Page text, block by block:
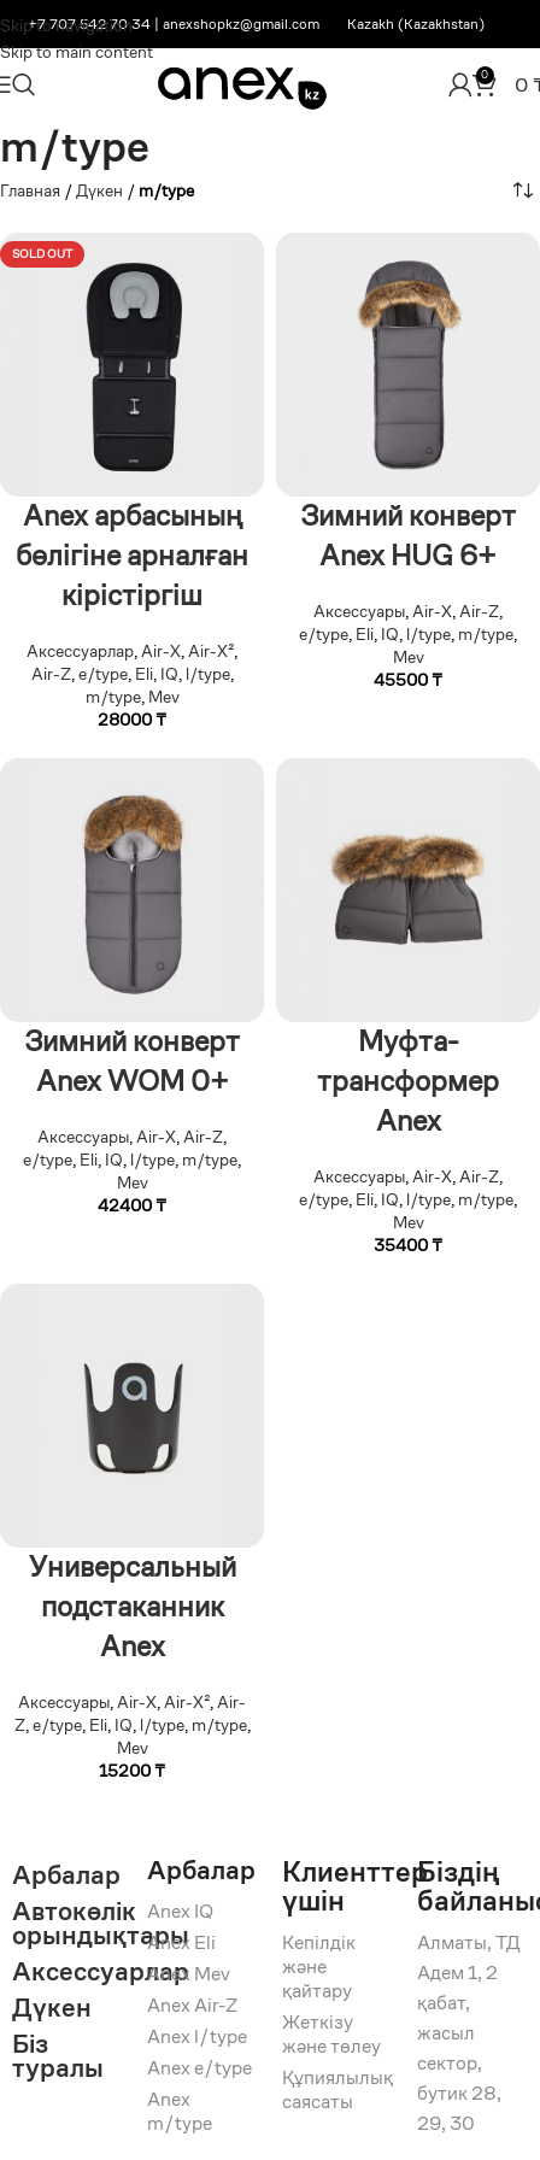
Skip to navigation
Skip to main content
+7 707 542 70 34 | anexshopkz@gmail.com Kazakh (Kazakhstan)
0 0
m/type
Главная /Дүкен / m/type
SOLD OUT
Anex арбасының
бөлігіне арналған
кірістіргіш
Аксессуарлар,Air-X,Air-X²,
Air-Z,e/type, Eli, IQ, l/type,
m/type, Mev
28000₸
Зимний конверт
Anex HUG 6+
Аксессуары,Air-X,Air-Z,
e/type, Eli, IQ, l/type, m/type,
Mev
45500₸
Зимний конверт
Anex WOM 0+
Аксессуары,Air-X,Air-Z,
e/type, Eli, IQ, l/type, m/type,
Mev
42400₸
Муфта-
трансформер
Anex
Аксессуары,Air-X,Air-Z,
e/type, Eli, IQ, l/type, m/type,
Mev
35400₸
Универсальный
подстаканник
Anex
Аксессуары,Air-X,Air-X²,Air-
Z,e/type, Eli, IQ, l/type, m/type,
Mev
15200₸
Арбалар
Автокөлік
орындықтары
Аксессуарлар
Дүкен
Біз
туралы
Арбалар
Anex IQ
Anex Eli
Anex Mev
Anex Air-Z
Anex l/type
Anex e/type
Anex
m/type
Клиенттер
үшін
Кепілдік
және
қайтару
Жеткізу
және төлеу
Құпиялылық
саясаты
Біздің
Алматы, ТД
Адем 1, 2
қабат,
жасыл
сектор,
бутик 28,
29, 30